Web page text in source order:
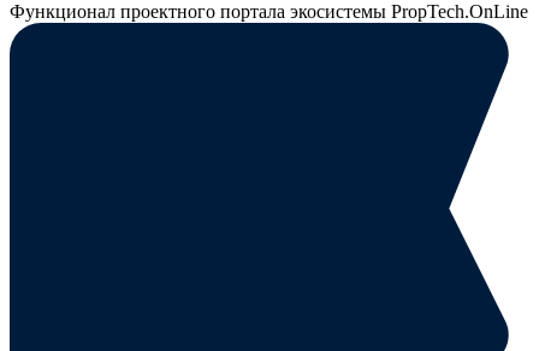
Функционал проектного портала экосистемы PropTech.OnLine